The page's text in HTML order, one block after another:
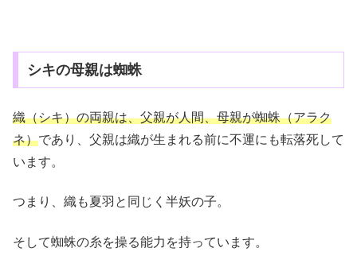
シキの母親は蜘蛛
織（シキ）の両親は、父親が人間、母親が蜘蛛（アラク
ネ）であり、父親は織が生まれる前に不運にも転落死して
います。
つまり、織も夏羽と同じく半妖の子。
そして蜘蛛の糸を操る能力を持っています。